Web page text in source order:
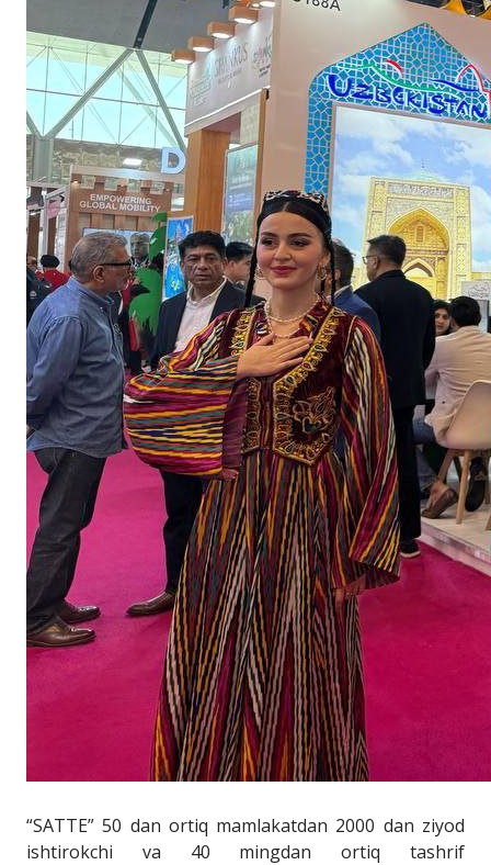
“SATTE” 50 dan ortiq mamlakatdan 2000 dan ziyod
ishtirokchi va 40 mingdan ortiq tashrif